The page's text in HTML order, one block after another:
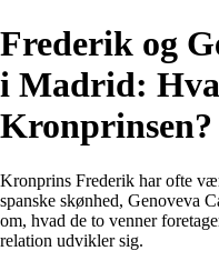
Frederik og
i Madrid:
Kronprinsen?
Kronprins Frederik har ofte
spanske skønhed, Genoveva
om, hvad de to venner
relation udvikler sig.